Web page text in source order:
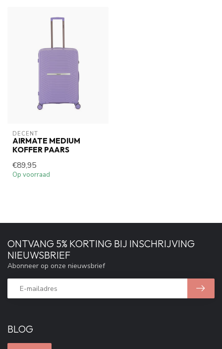
DECENT
AIRMATE MEDIUM
KOFFER PAARS
€89,95
Op voorraad
BLOG
ONTVANG 5% KORTING BIJ INSCHRIJVING
NIEUWSBRIEF
Abonneer op onze nieuwsbrief